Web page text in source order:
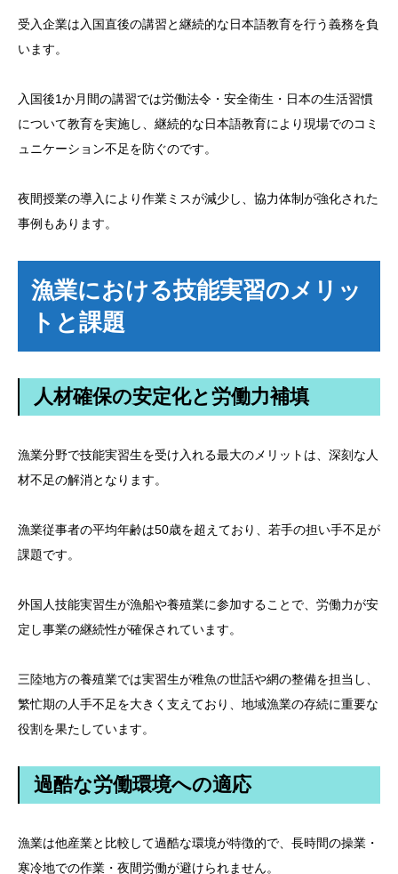
受入企業は入国直後の講習と継続的な日本語教育を行う義務を負
います。
入国後1か月間の講習では労働法令・安全衛生・日本の生活習慣
について教育を実施し、継続的な日本語教育により現場でのコミ
ュニケーション不足を防ぐのです。
夜間授業の導入により作業ミスが減少し、協力体制が強化された
事例もあります。
漁業における技能実習のメリッ
トと課題
人材確保の安定化と労働力補填
漁業分野で技能実習生を受け入れる最大のメリットは、深刻な人
材不足の解消となります。
漁業従事者の平均年齢は50歳を超えており、若手の担い手不足が
課題です。
外国人技能実習生が漁船や養殖業に参加することで、労働力が安
定し事業の継続性が確保されています。
三陸地方の養殖業では実習生が稚魚の世話や網の整備を担当し、
繁忙期の人手不足を大きく支えており、地域漁業の存続に重要な
役割を果たしています。
過酷な労働環境への適応
漁業は他産業と比較して過酷な環境が特徴的で、長時間の操業・
寒冷地での作業・夜間労働が避けられません。